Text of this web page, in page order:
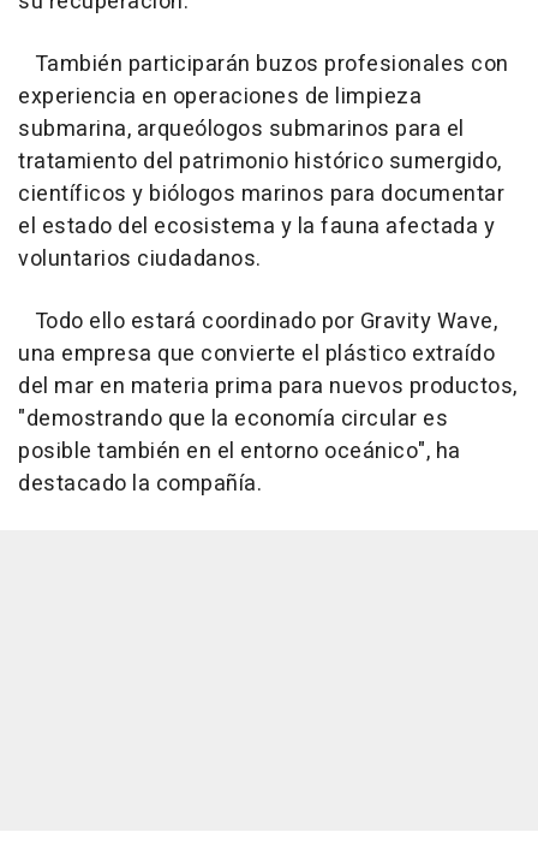
También participarán buzos profesionales con
experiencia en operaciones de limpieza
submarina, arqueólogos submarinos para el
tratamiento del patrimonio histórico sumergido,
científicos y biólogos marinos para documentar
el estado del ecosistema y la fauna afectada y
voluntarios ciudadanos.
Todo ello estará coordinado por Gravity Wave,
una empresa que convierte el plástico extraído
del mar en materia prima para nuevos productos,
"demostrando que la economía circular es
posible también en el entorno oceánico", ha
destacado la compañía.